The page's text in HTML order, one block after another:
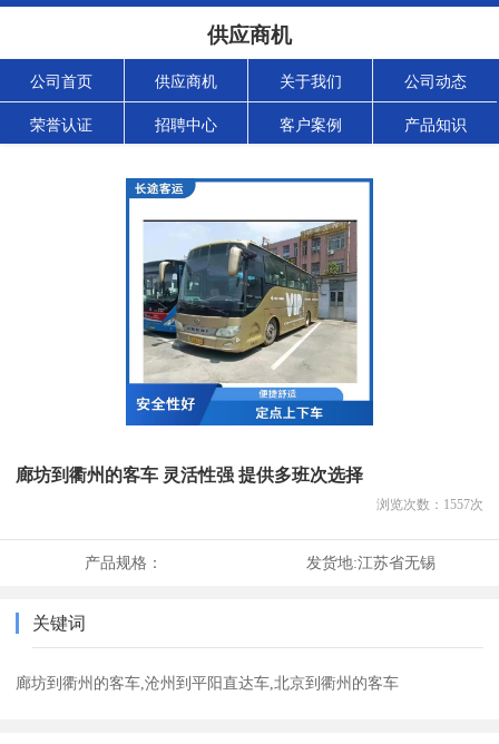
供应商机
公司首页 供应商机 关于我们 公司动态
荣誉认证 招聘中心 客户案例 产品知识
廊坊到衢州的客车 灵活性强 提供多班次选择
浏览次数： 1557次
产品规格： 发货地:江苏省无锡
关键词
廊坊到衢州的客车,沧州到平阳直达车,北京到衢州的客车